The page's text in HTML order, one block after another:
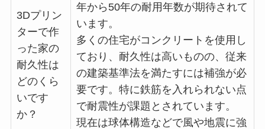
3Dプリン
ターで作
った家の
耐久性は
どのくら
いです
か？
年から50年の耐用年数が期待されて
います。
多くの住宅がコンクリートを使用し
ており、耐久性は高いものの、従来
の建築基準法を満たすには補強が必
要です。特に鉄筋を入れられない点
で耐震性が課題とされています。
現在は球体構造などで風や地震に強